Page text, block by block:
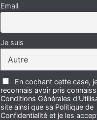
Email
Je suis
En cochant cette case,
reconnais avoir pris
Conditions Générales
site ainsi que sa Politique de
Confidentialité et je les